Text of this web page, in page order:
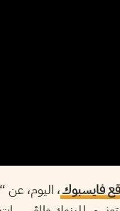
فايسبوك، اليوم، عن